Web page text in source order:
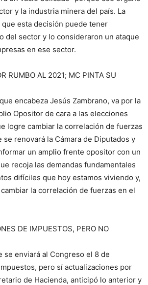
y la industria minera del país. La
esta decisión puede tener
del sector y lo consideraron un ataque
en ese sector.
RUMBO AL 2021; MC PINTA SU
encabeza Jesús Zambrano, va por la
Opositor de cara a las elecciones
logre cambiar la correlación de fuerzas
renovará la Cámara de Diputados y
un amplio frente opositor con un
recoja las demandas fundamentales
difíciles que hoy estamos viviendo y,
la correlación de fuerzas en el
DE IMPUESTOS, PERO NO
se enviará al Congreso el 8 de
pero sí actualizaciones por
de Hacienda, anticipó lo anterior y